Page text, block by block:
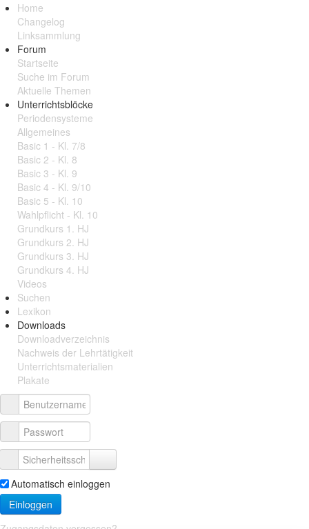
Home
Changelog
Linksammlung
Forum
Startseite
Suche im Forum
Aktuelle Themen
Unterrichtsblöcke
Periodensysteme
Allgemeines
Basic 1 - Kl. 7/8
Basic 2 - Kl. 8
Basic 3 - Kl. 9
Basic 4 - Kl. 9/10
Basic 5 - Kl. 10
Wahlpflicht - Kl. 10
Grundkurs 1. HJ
Grundkurs 2. HJ
Grundkurs 3. HJ
Grundkurs 4. HJ
Videos
Suchen
Lexikon
Downloads
Downloadverzeichnis
Nachweis der Lehrtätigkeit
Unterrichtsmaterialien
Plakate
Automatisch einloggen
Einloggen